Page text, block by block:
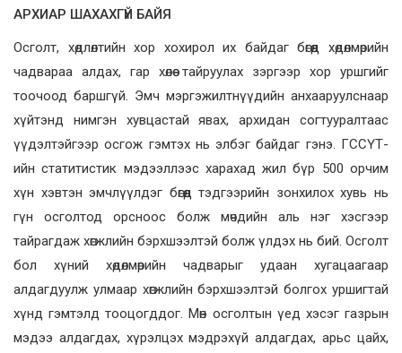
АРХИАР ШАХАХГҮЙ БАЙЯ
Осголт, хөдлөлтийн хор хохирол их байдаг бөгөөд хөдөлмөрийн
чадвараа алдах, гар хөлөө тайруулах зэргээр хор уршгийг
тоочоод баршгүй. Эмч мэргэжилтнүүдийн анхааруулснаар
хүйтэнд нимгэн хувцастай явах, архидан согтууралтаас
үүдэлтэйгээр осгож гэмтэх нь элбэг байдаг гэнэ. ГССҮТ-
ийн статитистик мэдээллээс харахад жил бүр 500 орчим
хүн хэвтэн эмчлүүлдэг бөгөөд тэдгээрийн зонхилох хувь нь
гүн осголтод орсноос болж мөчдийн аль нэг хэсгээр
тайрагдаж хөгжлийн бэрхшээлтэй болж үлдэх нь бий. Осголт
бол хүний хөдөлмөрийн чадварыг удаан хугацаагаар
алдагдуулж улмаар хөгжлийн бэрхшээлтэй болгох уршигтай
хүнд гэмтэлд тооцогддог. Мөн осголтын үед хэсэг газрын
мэдээ алдагдах, хүрэлцэх мэдрэхүй алдагдах, арьс цайх,